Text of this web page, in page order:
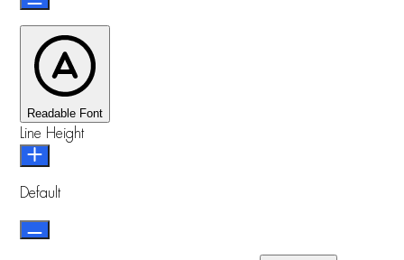
Readable Font
Line Height
Default